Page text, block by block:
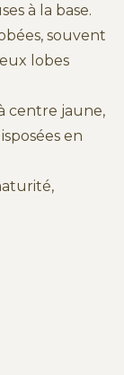
à la base.
souvent
lobes
centre jaune,
en